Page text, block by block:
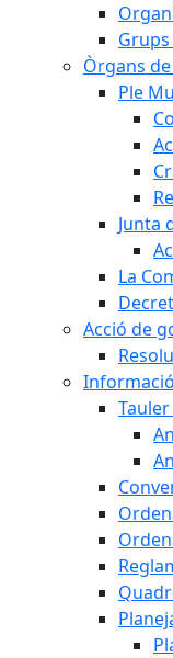
Òrgans
Ple
Junta
La
Acció de